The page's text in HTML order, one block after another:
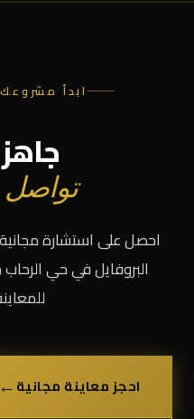
ابدأ
تواصل
احصل على استشارة
احجز معاينة مجانية←